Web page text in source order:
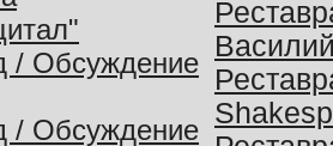
/ Обсуждение
/ Обсуждение